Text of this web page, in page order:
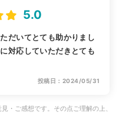
5.0
だいてとても助かりまし
対応していただきとても
投稿日：2024/05/31
・ご感想です。その点ご理解の上、